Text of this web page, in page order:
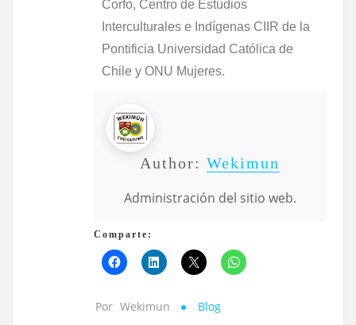
Corfo, Centro de Estudios
Interculturales e Indígenas CIIR de la
Pontificia Universidad Católica de
Chile y ONU Mujeres.
Author: Wekimun
Administración del sitio web.
Comparte:
Por Wekimun Blog